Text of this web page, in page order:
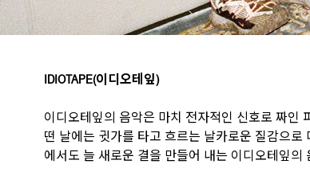
IDIOTAPE(이디오테잎)
이디오테잎의 음악은 마치 전자적인 신호로 짜인
떤 날에는 귓가를 타고 흐르는 날카로운 질감으
에서도 늘 새로운 결을 만들어 내는 이디오테잎